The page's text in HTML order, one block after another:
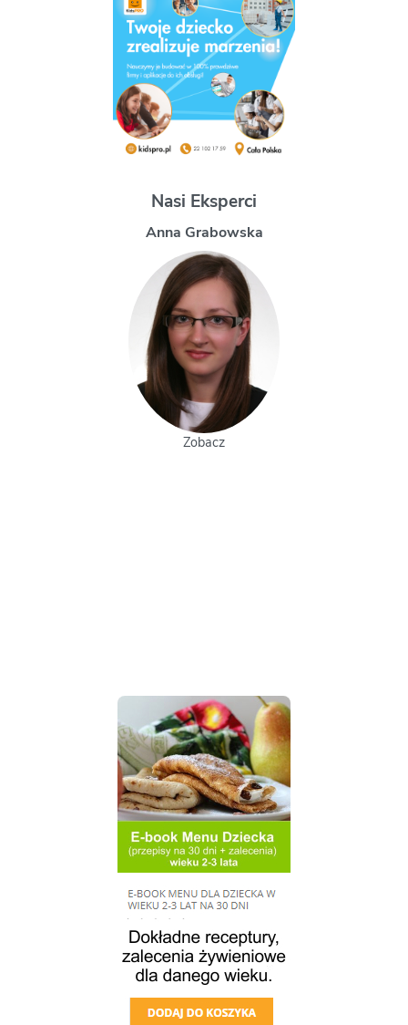
Nasi Eksperci
Magdalena Uchman